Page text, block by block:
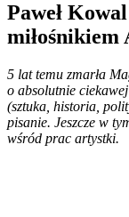
Paweł
miłośnikiem
5 lat temu zmarła
o absolutnie
(sztuka, historia,
pisanie. Jeszcze w
wśród prac artystki.